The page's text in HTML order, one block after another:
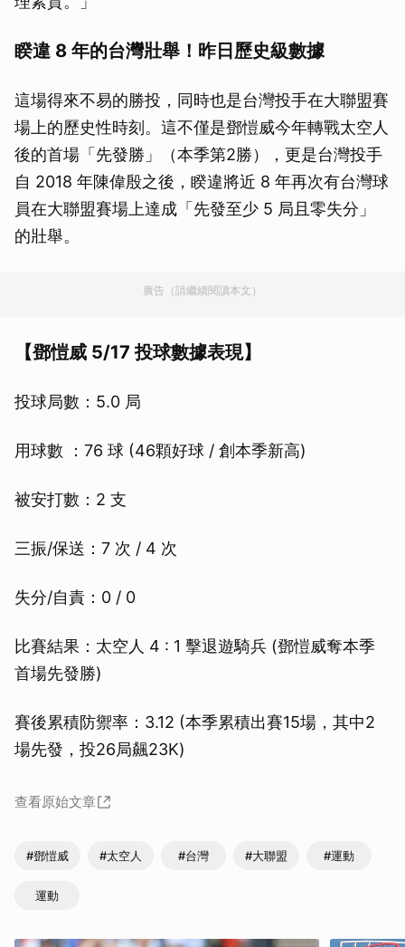
睽違 8 年的台灣壯舉！昨日歷史級數據
這場得來不易的勝投，同時也是台灣投手在大聯盟賽
場上的歷史性時刻。這不僅是鄧愷威今年轉戰太空人
後的首場「先發勝」（本季第2勝），更是台灣投手
自 2018 年陳偉殷之後，睽違將近 8 年再次有台灣球
員在大聯盟賽場上達成「先發至少 5 局且零失分」
的壯舉。
廣告（請繼續閱讀本文）
【鄧愷威 5/17 投球數據表現】
投球局數：5.0 局
用球數 ：76 球 (46顆好球 / 創本季新高)
被安打數：2 支
三振/保送：7 次 / 4 次
失分/自責：0 / 0
比賽結果：太空人 4 : 1 擊退遊騎兵 (鄧愷威奪本季
首場先發勝)
賽後累積防禦率：3.12 (本季累積出賽15場，其中2
場先發，投26局飆23K)
查看原始文章
#鄧愷威 #太空人 #台灣 #大聯盟 #運動
運動